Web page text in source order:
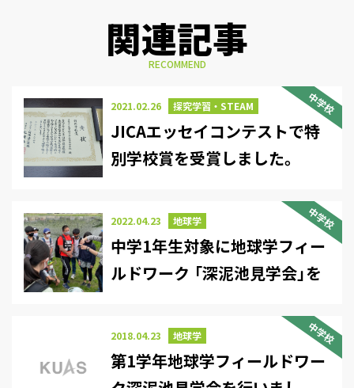
関連記事
RECOMMEND
中学校
2021.02.26 探究学習・STEAM
JICAエッセイコンテストで特
別学校賞を受賞しました。
中学校
2022.04.23 地球学
中学1年生対象に地球学フィー
ルドワーク 「深泥池見学会」を
中学校
2018.04.23 地球学
第1学年地球学フィールドワー